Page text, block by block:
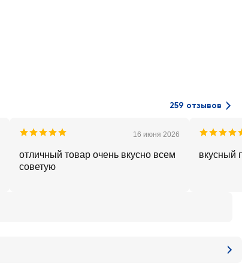
259 отзывов
16 июня 2026
отличный товар очень вкусно всем
советую
вкусный